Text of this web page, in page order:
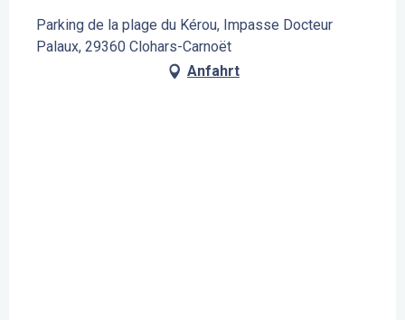
Parking de la plage du Kérou, Impasse Docteur
Palaux, 29360 Clohars-Carnoët
Anfahrt